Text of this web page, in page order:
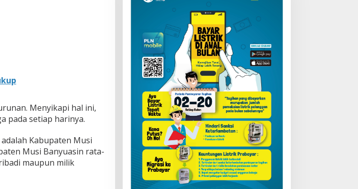
Menyikapi hal ini,
pada setiap harinya.
Kabupaten Musi
Musi Banyuasin rata-
maupun milik